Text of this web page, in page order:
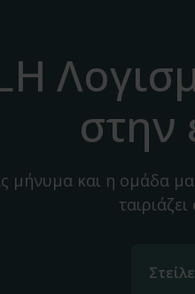
στην
μήνυμα και η ομάδα